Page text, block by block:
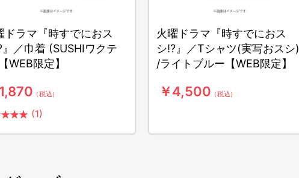
ドラマ『時すでにおス
』／巾着 (SUSHIワクテ
WEB限定】
（税込）
(1)
火曜ドラマ『時すでにおス
シ!?』／Tシャツ(実写おスシ)
/ライトブルー【WEB限定】
￥4,500 （税込）